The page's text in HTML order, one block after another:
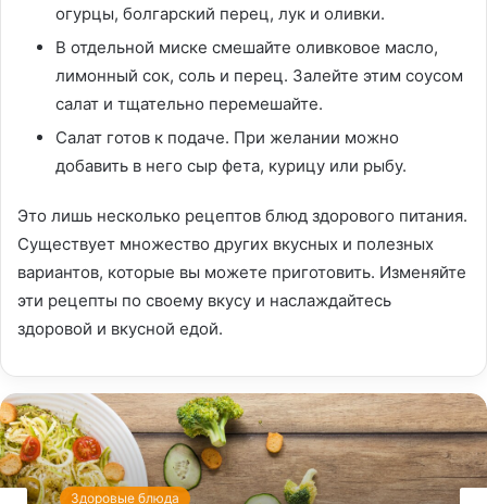
огурцы, болгарский перец, лук и оливки.
В отдельной миске смешайте оливковое масло,
лимонный сок, соль и перец. Залейте этим соусом
салат и тщательно перемешайте.
Салат готов к подаче. При желании можно
добавить в него сыр фета, курицу или рыбу.
Это лишь несколько рецептов блюд здорового питания.
Существует множество других вкусных и полезных
вариантов, которые вы можете приготовить. Изменяйте
эти рецепты по своему вкусу и наслаждайтесь
здоровой и вкусной едой.
Здоровые блюда